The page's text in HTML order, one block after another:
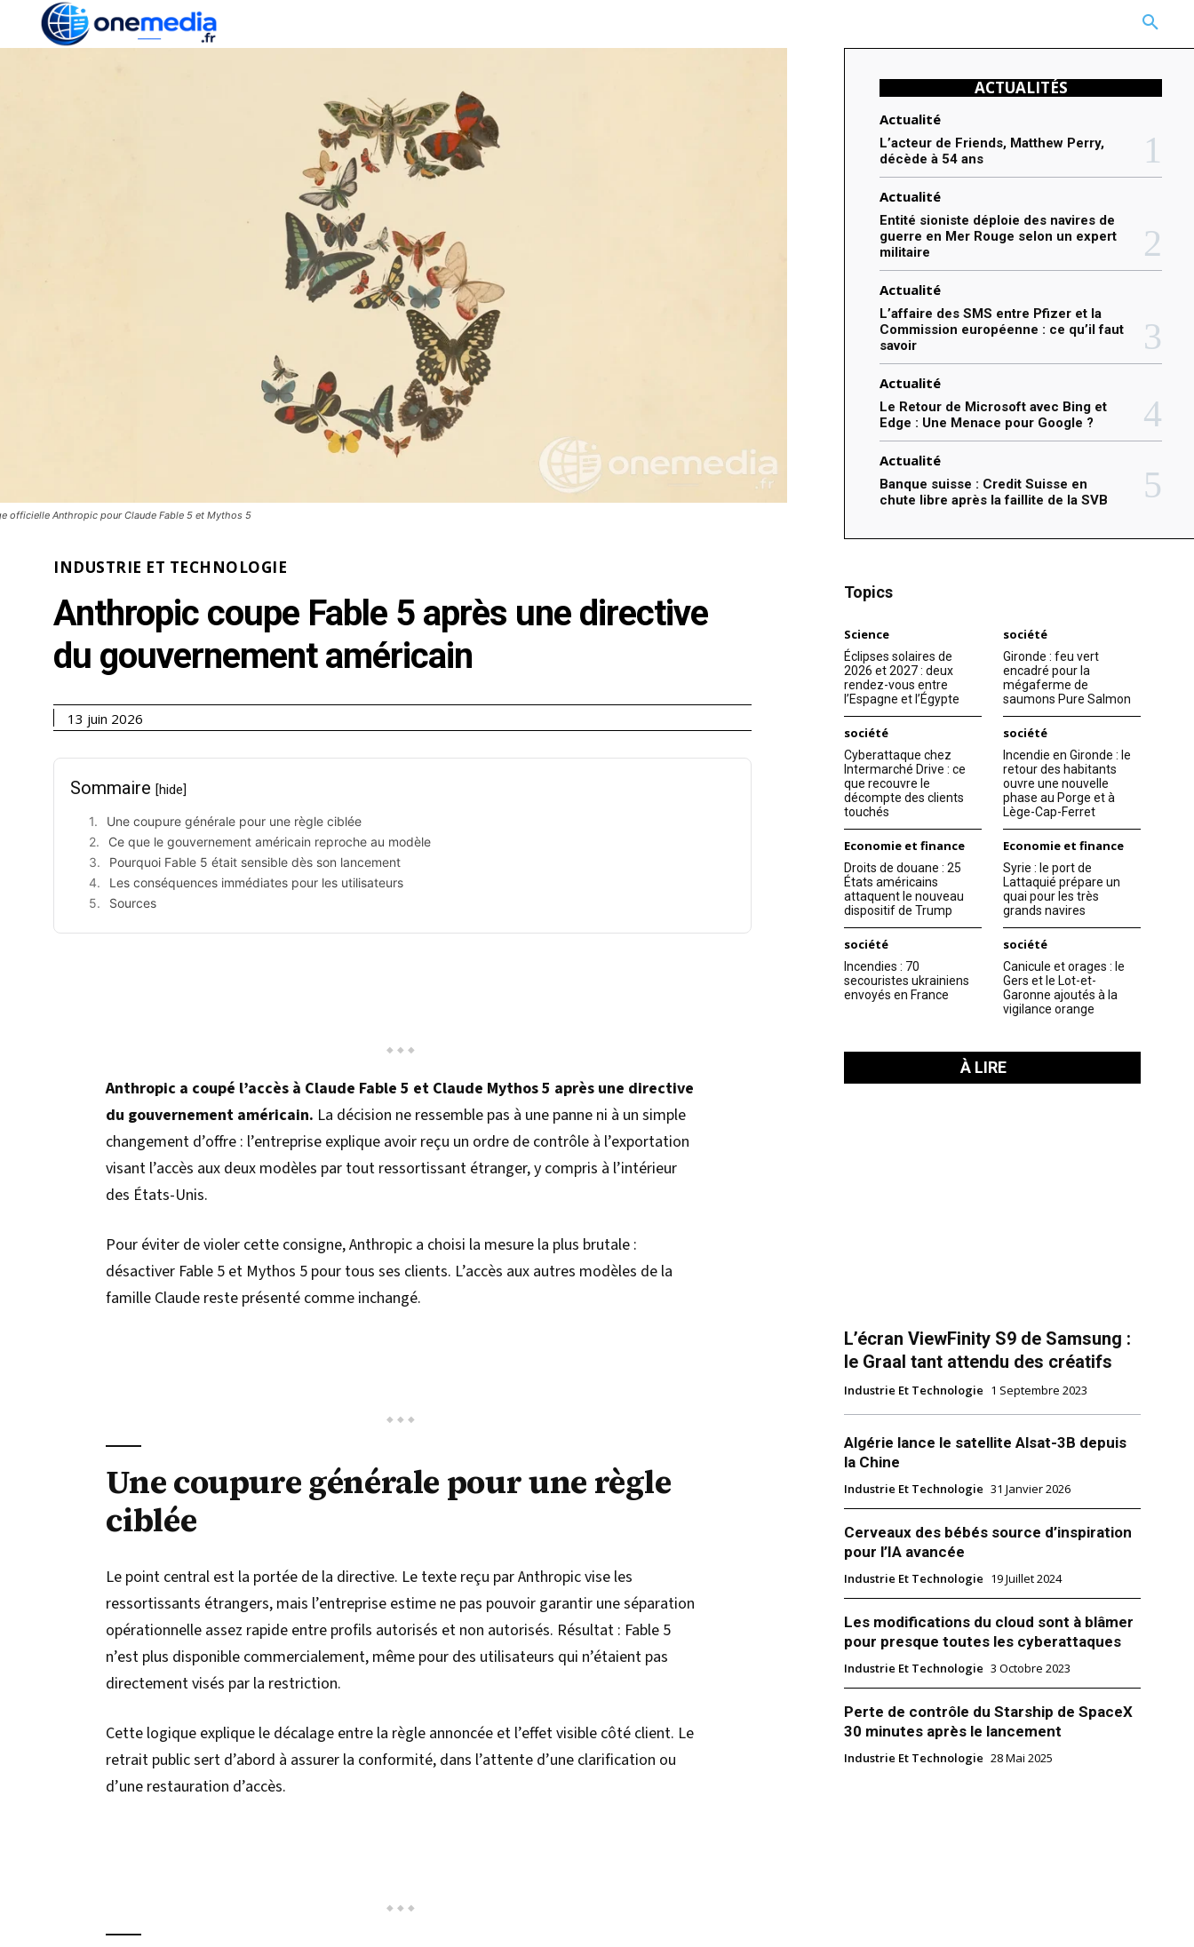
MORE
officielle Anthropic pour Claude Fable 5 et Mythos 5
INDUSTRIE ET TECHNOLOGIE
Anthropic coupe Fable 5 après une directive
du gouvernement américain
13 juin 2026
Sommaire [hide]
Une coupure générale pour une règle ciblée
Ce que le gouvernement américain reproche au modèle
Pourquoi Fable 5 était sensible dès son lancement
Les conséquences immédiates pour les utilisateurs
Sources
Anthropic a coupé l’accès à Claude Fable 5 et Claude Mythos 5 après une directive
du gouvernement américain. La décision ne ressemble pas à une panne ni à un simple
changement d’offre : l’entreprise explique avoir reçu un ordre de contrôle à l’exportation
visant l’accès aux deux modèles par tout ressortissant étranger, y compris à l’intérieur
des États-Unis.
Pour éviter de violer cette consigne, Anthropic a choisi la mesure la plus brutale :
désactiver Fable 5 et Mythos 5 pour tous ses clients. L’accès aux autres modèles de la
famille Claude reste présenté comme inchangé.
Une coupure générale pour une règle
ciblée
Le point central est la portée de la directive. Le texte reçu par Anthropic vise les
ressortissants étrangers, mais l’entreprise estime ne pas pouvoir garantir une séparation
opérationnelle assez rapide entre profils autorisés et non autorisés. Résultat : Fable 5
n’est plus disponible commercialement, même pour des utilisateurs qui n’étaient pas
directement visés par la restriction.
Cette logique explique le décalage entre la règle annoncée et l’effet visible côté client. Le
retrait public sert d’abord à assurer la conformité, dans l’attente d’une clarification ou
d’une restauration d’accès.
ACTUALITÉS
Actualité
L’acteur de Friends, Matthew Perry,
décède à 54 ans
Actualité
Entité sioniste déploie des navires de
guerre en Mer Rouge selon un expert
militaire
Actualité
L’affaire des SMS entre Pfizer et la
Commission européenne : ce qu’il faut
savoir
Actualité
Le Retour de Microsoft avec Bing et
Edge : Une Menace pour Google ?
Actualité
Banque suisse : Credit Suisse en
chute libre après la faillite de la SVB
Topics
Science
Éclipses solaires de
2026 et 2027 : deux
rendez-vous entre
l’Espagne et l’Égypte
société
Gironde : feu vert
encadré pour la
mégaferme de
saumons Pure Salmon
société
Cyberattaque chez
Intermarché Drive : ce
que recouvre le
décompte des clients
touchés
société
Incendie en Gironde : le
retour des habitants
ouvre une nouvelle
phase au Porge et à
Lège-Cap-Ferret
Economie et finance
Droits de douane : 25
États américains
attaquent le nouveau
dispositif de Trump
Economie et finance
Syrie : le port de
Lattaquié prépare un
quai pour les très
grands navires
société
Incendies : 70
secouristes ukrainiens
envoyés en France
société
Canicule et orages : le
Gers et le Lot-et-
Garonne ajoutés à la
vigilance orange
À LIRE
L’écran ViewFinity S9 de Samsung :
le Graal tant attendu des créatifs
Industrie Et Technologie 1 Septembre 2023
Algérie lance le satellite Alsat-3B depuis
la Chine
Industrie Et Technologie 31 Janvier 2026
Cerveaux des bébés source d’inspiration
pour l’IA avancée
Industrie Et Technologie 19 Juillet 2024
Les modifications du cloud sont à blâmer
pour presque toutes les cyberattaques
Industrie Et Technologie 3 Octobre 2023
Perte de contrôle du Starship de SpaceX
30 minutes après le lancement
Industrie Et Technologie 28 Mai 2025